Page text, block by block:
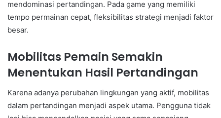
mendominasi pertandingan. Pada game yang memiliki
tempo permainan cepat, fleksibilitas strategi menjadi faktor
besar.
Mobilitas Pemain Semakin
Menentukan Hasil Pertandingan
Karena adanya perubahan lingkungan yang aktif, mobilitas
dalam pertandingan menjadi aspek utama. Pengguna tidak